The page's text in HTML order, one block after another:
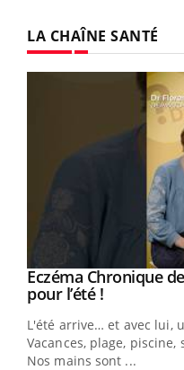
LA CHAÎNE SANTÉ
Youtube
Eczéma Chronique
pour l’été !Youtube
L'été arrive… et avec lui,
Vacances, plage,
Nos mains sont ...